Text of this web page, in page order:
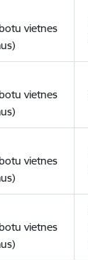
vietnes
vietnes
vietnes
vietnes